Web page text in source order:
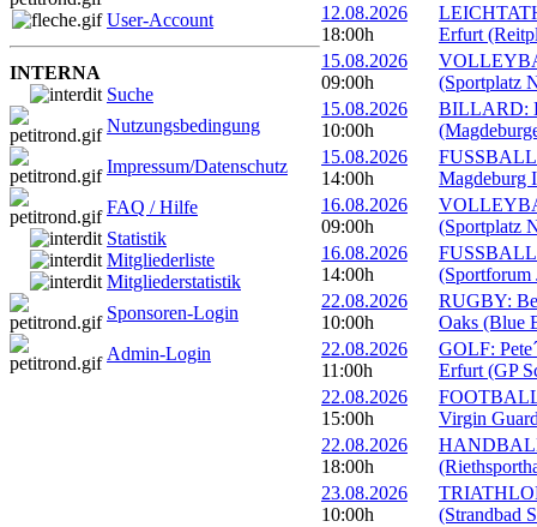
User-Account
INTERNA
Suche
Nutzungsbedingung
Impressum/Datenschutz
FAQ / Hilfe
Statistik
Mitgliederliste
Mitgliederstatistik
Sponsoren-Login
Admin-Login
12.08.2026
18:00h
Erfurt
15.08.2026
09:00h
(Sportplatz
15.08.2026
10:00h
BILLARD:
15.08.2026
14:00h
Magdeburg
16.08.2026
09:00h
(Sportplatz
16.08.2026
14:00h
(Sportforum
22.08.2026
10:00h
RUGBY:
Oaks (Blue
22.08.2026
11:00h
GOLF:
Erfurt (GP
22.08.2026
15:00h
Virgin
22.08.2026
18:00h
23.08.2026
10:00h
(Strandbad